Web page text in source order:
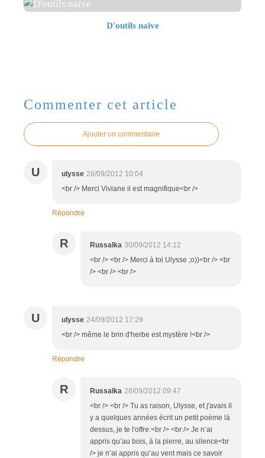
D'outils naïve
Commenter cet article
Ajouter un commentaire
U ulysse 28/09/2012 10:04
<br /> Merci Viviane il est magnifique<br />
Répondre
R Russalka 30/09/2012 14:12
<br /> <br /> Merci à toi Ulysse ;o))<br /> <br
/> <br /> <br />
U ulysse 24/09/2012 17:29
<br /> même le brin d'herbe est mystère !<br />
Répondre
R Russalka 28/09/2012 09:47
<br /> <br /> Tu as raison, Ulysse, et j'avais il
y a quelques années écrit un petit poème là
dessus, je te l'offre:<br /> <br /> Je n’ai
appris qu’au bois, à la pierre, au silence<br
/> je n’ai appris qu’au vent mais ce savoir